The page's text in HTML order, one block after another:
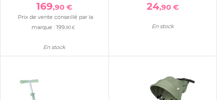
169,90 €
Prix de vente conseillé par la
marque :199,90 €
En stock
24,90 €
En stock